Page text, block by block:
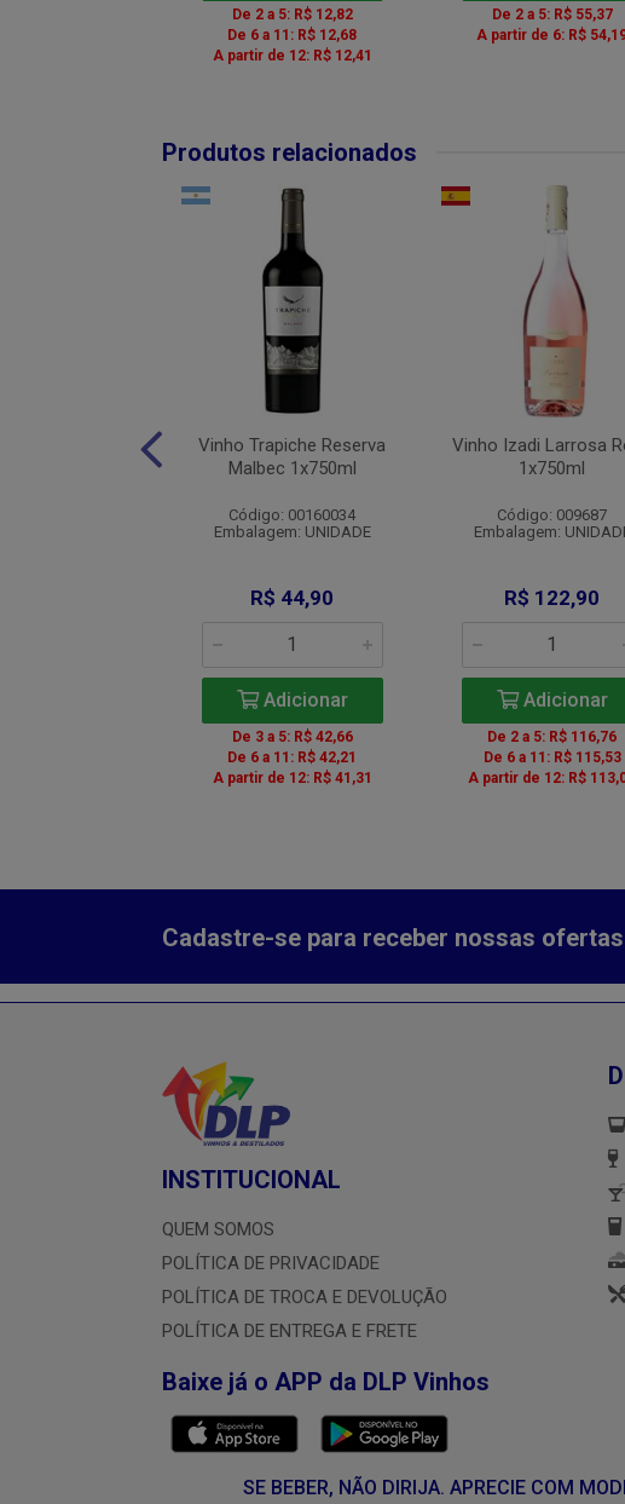
De 2 a 5: R$ 12,82
De 6 a 11: R$ 12,68
A partir de 12: R$ 12,41
De 2 a 5: R$ 55,37
A partir de 6: R$
Produtos relacionados
Bourgogne
Vinho Trapiche Reserva
Malbec 1x750ml
Código: 00160034
Embalagem: UNIDADE
R$ 44,90
Adicionar
De 3 a 5: R$ 42,66
De 6 a 11: R$ 42,21
A partir de 12: R$ 41,31
Vinho Izadi Larrosa
1x750ml
Código: 009687
Embalagem:
R$ 122,90
Adicionar
De 2 a 5: R$ 116,76
De 6 a 11: R$ 115,53
A partir de 12: R$
Cadastre-se para receber nossas
INSTITUCIONAL
QUEM SOMOS
POLÍTICA DE PRIVACIDADE
POLÍTICA DE TROCA E DEVOLUÇÃO
POLÍTICA DE ENTREGA E FRETE
Baixe já o APP da DLP Vinhos
SE BEBER, NÃO DIRIJA. APRECIE COM